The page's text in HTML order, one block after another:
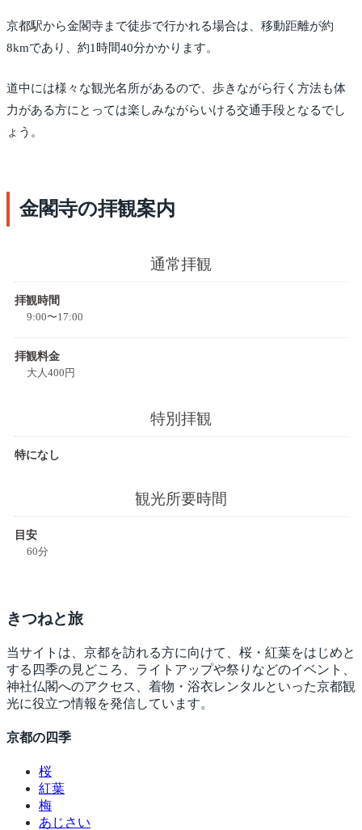
京都駅から金閣寺まで徒歩で行かれる場合は、移動距離が約
8kmであり、約1時間40分かかります。
道中には様々な観光名所があるので、歩きながら行く方法も体
力がある方にとっては楽しみながらいける交通手段となるでし
ょう。
金閣寺の拝観案内
通常拝観
拝観時間
9:00〜17:00
拝観料金
大人400円
特別拝観
特になし
観光所要時間
目安
60分
きつねと旅
当サイトは、京都を訪れる方に向けて、桜・紅葉をはじめと
する四季の見どころ、ライトアップや祭りなどのイベント、
神社仏閣へのアクセス、着物・浴衣レンタルといった京都観
光に役立つ情報を発信しています。
京都の四季
桜
紅葉
梅
あじさい